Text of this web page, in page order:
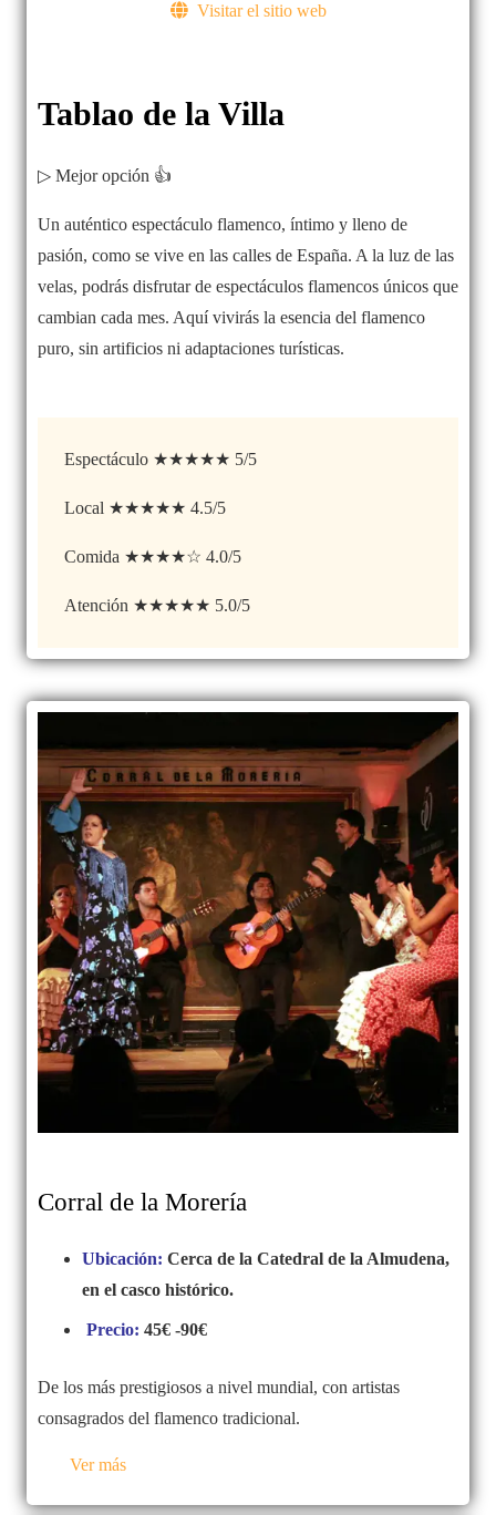
Visitar el sitio web
Tablao de la Villa
▷ Mejor opción 👍
Un auténtico espectáculo flamenco, íntimo y lleno de
pasión, como se vive en las calles de España. A la luz de las
velas, podrás disfrutar de espectáculos flamencos únicos que
cambian cada mes. Aquí vivirás la esencia del flamenco
puro, sin artificios ni adaptaciones turísticas.
Espectáculo ★★★★★ 5/5
Local ★★★★★ 4.5/5
Comida ★★★★☆ 4.0/5
Atención ★★★★★ 5.0/5
Corral de la Morería
Ubicación: Cerca de la Catedral de la Almudena,
en el casco histórico.
Precio: 45€ -90€
De los más prestigiosos a nivel mundial, con artistas
consagrados del flamenco tradicional.
Ver más